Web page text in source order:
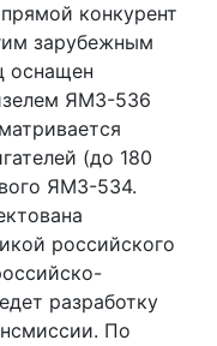
конкурент
зарубежным
оснащен
ЯМЗ-536
(до 180
ЯМЗ-534.
российского
разработку
По